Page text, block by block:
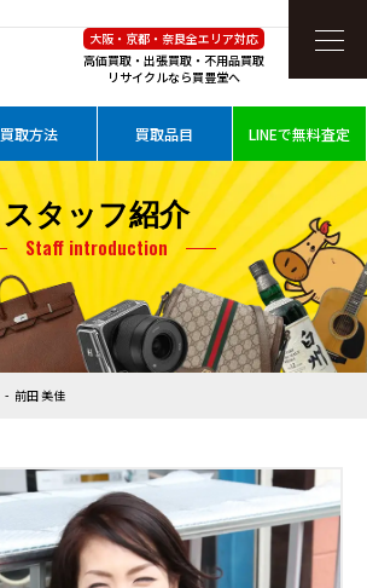
大阪・京都・奈良全エリア対応
高価買取・出張買取・不用品買取
リサイクルなら買豊堂へ
買取方法 買取品目 LINEで無料査定
スタッフ紹介
Staff introduction
前田 美佳